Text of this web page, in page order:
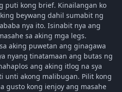
puti kong brief. Kinailangan ko
beywang dahil sumabit ng
nya ito. Isinabit nya ang
sa aking mga legs.
aking puwetan ang ginagawa
nyang tinatamaan ang butas ng
ang aking itlog na sya
unti akong malibugan. Pilit kong
gusto kong ienjoy ang masahe